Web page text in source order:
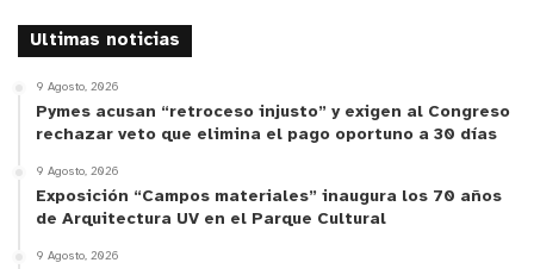
autorización para su distribución, y recién
la entrega de material vegetal a Knop Laboratorios
por parte de la fundación, a pesar de que el
segundo convenio estipulaba una duración de 18
meses desde la firma del mismo.
Ultimas noticias
9 Agosto, 2026
Pymes acusan “retroceso injusto” y exigen al Congreso
rechazar veto que elimina el pago oportuno a 30 días
9 Agosto, 2026
Exposición “Campos materiales” inaugura los 70 años
de Arquitectura UV en el Parque Cultural
9 Agosto, 2026